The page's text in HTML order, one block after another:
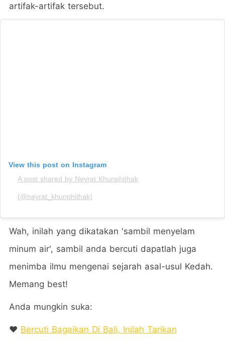
artifak-artifak tersebut.
View this post on Instagram
A post shared by Neyrat Khunphithak
(@neyrat_khunphithak)
Wah, inilah yang dikatakan 'sambil menyelam
minum air', sambil anda bercuti dapatlah juga
menimba ilmu mengenai sejarah asal-usul Kedah.
Memang best!
Anda mungkin suka:
❤️ Bercuti Bagaikan Di Bali, Inilah Tarikan